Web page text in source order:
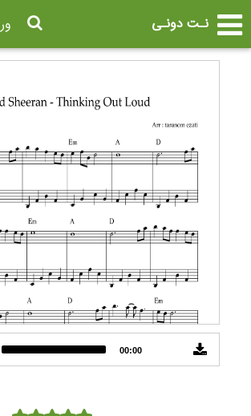
نـت دونـی
Audio
Player
00:00